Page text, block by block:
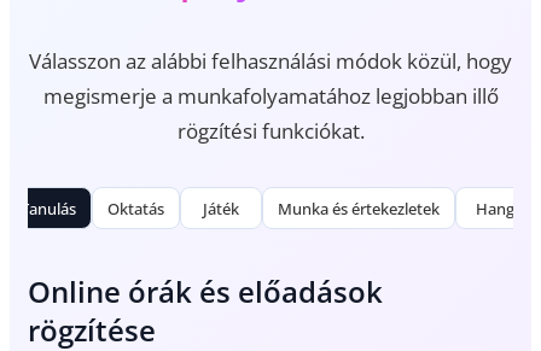
Válasszon az alábbi felhasználási módok közül, hogy
megismerje a munkafolyamatához legjobban illő
rögzítési funkciókat.
Tanulás Oktatás Játék Munka és értekezletek Hang
Online órák és előadások
rögzítése